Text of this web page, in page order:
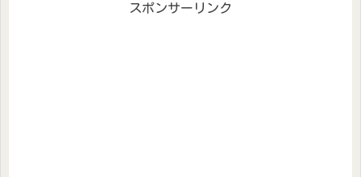
スポンサーリンク